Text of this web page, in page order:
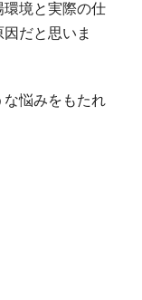
環境と実際の仕
だと思いま
悩みをもたれ